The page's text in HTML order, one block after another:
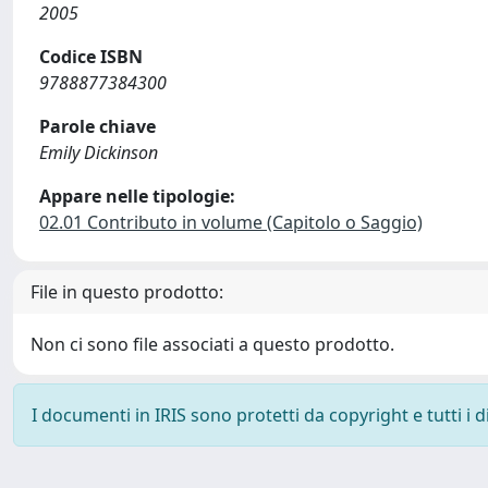
2005
Codice ISBN
9788877384300
Parole chiave
Emily Dickinson
Appare nelle tipologie:
02.01 Contributo in volume (Capitolo o Saggio)
File in questo prodotto:
Non ci sono file associati a questo prodotto.
I documenti in IRIS sono protetti da copyright e tutti i